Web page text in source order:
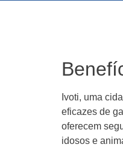
Ivoti, uma
eficazes de
oferecem
idosos e